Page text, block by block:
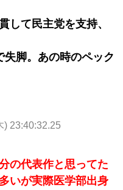
して民主党を支持、
脚。あの時のペック
) 23:40:32.25
の代表作と思ってた
いが実際医学部出身